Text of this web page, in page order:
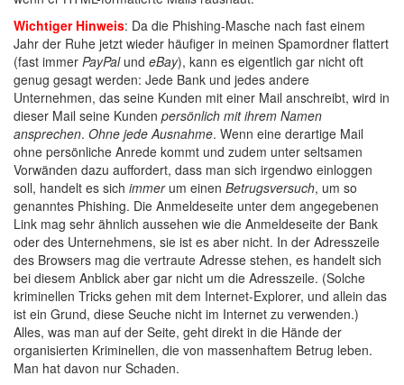
Wichtiger Hinweis: Da die Phishing-Masche nach fast einem
Jahr der Ruhe jetzt wieder häufiger in meinen Spamordner flattert
(fast immer PayPalund eBay), kann es eigentlich gar nicht oft
genug gesagt werden: Jede Bank und jedes andere
Unternehmen, das seine Kunden mit einer Mail anschreibt, wird in
dieser Mail seine Kunden persönlich mit ihrem Namen
ansprechen. Ohne jede Ausnahme. Wenn eine derartige Mail
ohne persönliche Anrede kommt und zudem unter seltsamen
Vorwänden dazu auffordert, dass man sich irgendwo einloggen
soll, handelt es sich immerum einen Betrugsversuch, um so
genanntes Phishing. Die Anmeldeseite unter dem angegebenen
Link mag sehr ähnlich aussehen wie die Anmeldeseite der Bank
oder des Unternehmens, sie ist es aber nicht. In der Adresszeile
des Browsers mag die vertraute Adresse stehen, es handelt sich
bei diesem Anblick aber gar nicht um die Adresszeile. (Solche
kriminellen Tricks gehen mit dem Internet-Explorer, und allein das
ist ein Grund, diese Seuche nicht im Internet zu verwenden.)
Alles, was man auf der Seite, geht direkt in die Hände der
organisierten Kriminellen, die von massenhaftem Betrug leben.
Man hat davon nur Schaden.